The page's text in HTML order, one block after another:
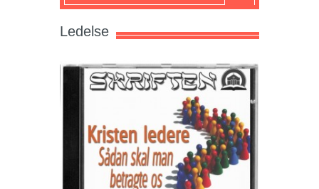
Ledelse